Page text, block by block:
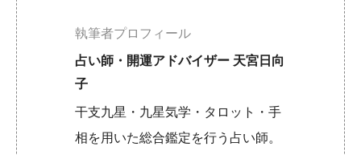
執筆者プロフィール
占い師・開運アドバイザー 天宮日向
子
干支九星・九星気学・タロット・手
相を用いた総合鑑定を行う占い師。